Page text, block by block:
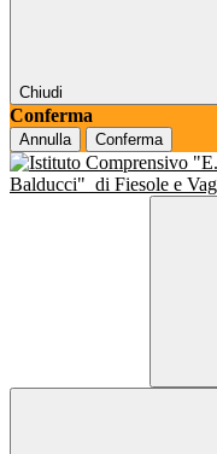
Chiudi
Conferma
Annulla Conferma
Balducci" di Fiesole e